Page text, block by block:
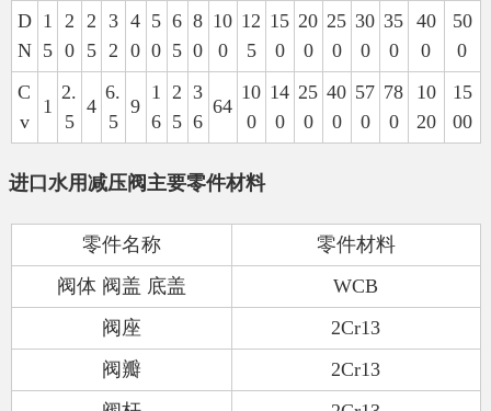
D
N
1
5
2
0
2
5
3
2
4
0
5
0
6
5
8
0
10
0
12
5
15
0
20
0
25
0
30
0
35
0
40
0
50
0
C
v
1
2.
5
4
6.
5
9
1
6
2
5
3
6
64
10
0
14
0
25
0
40
0
57
0
78
0
10
20
15
00
进口水用减压阀主要零件材料
零件名称
零件材料
阀体 阀盖 底盖
WCB
阀座
2Cr13
阀瓣
2Cr13